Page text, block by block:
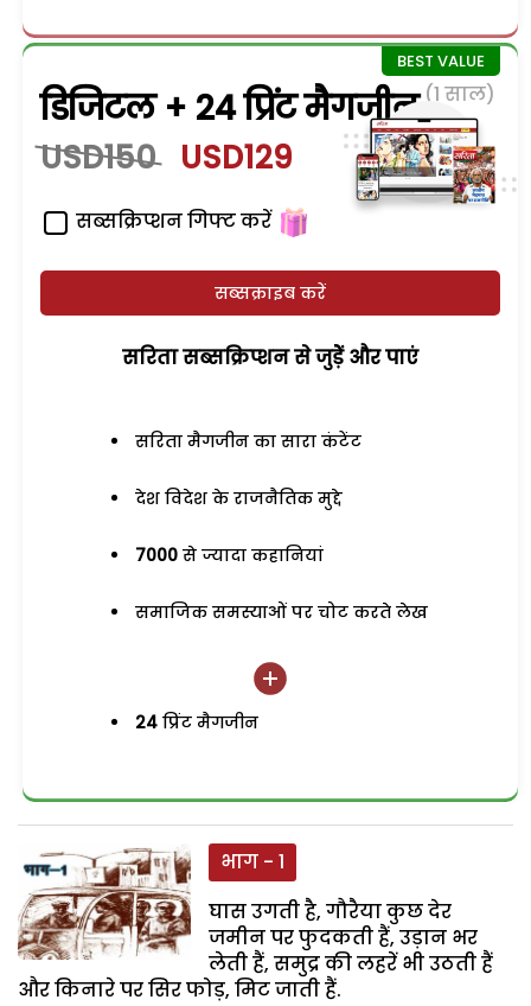
डिजिटल + 24 प्रिंट मैगजीन (1 साल)
USD150 USD129
सब्सक्रिप्शन गिफ्ट करें
सब्सक्राइब करें
सरिता सब्सक्रिप्शन से जुड़ेें और पाएं
सरिता मैगजीन का सारा कंटेंट
देश विदेश के राजनैतिक मुद्दे
7000 से ज्यादा कहानियां
समाजिक समस्याओं पर चोट करते लेख
24 प्रिंट मैगजीन
भाग - 1
घास उगती है, गौरैया कुछ देर
जमीन पर फुदकती हैं, उड़ान भर
लेती हैं, समुद्र की लहरें भी उठती हैं
और किनारे पर सिर फोड़, मिट जाती हैं.